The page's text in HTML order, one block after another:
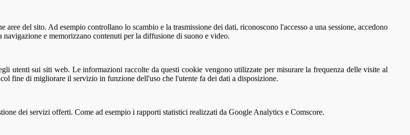
del sito. Ad esempio controllano lo scambio e la trasmissione dei dati, riconoscono l'accesso a una sessione, accedono
e memorizzano contenuti per la diffusione di suono e video.
utenti sui siti web. Le informazioni raccolte da questi cookie vengono utilizzate per misurare la frequenza delle visite al
fine di migliorare il servizio in funzione dell'uso che l'utente fa dei dati a disposizione.
dei servizi offerti. Come ad esempio i rapporti statistici realizzati da Google Analytics e Comscore.